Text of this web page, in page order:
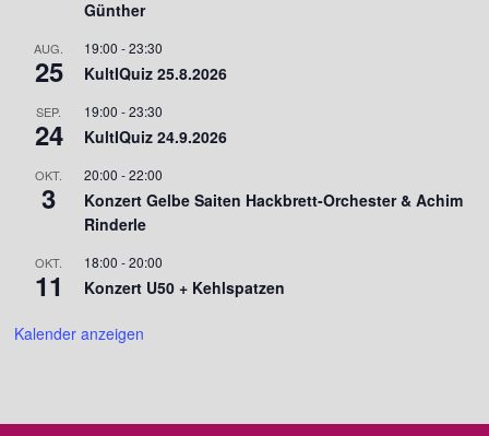
Günther
AUG.
25
19:00 -23:30
KultIQuiz 25.8.2026
SEP.
24
19:00 -23:30
KultIQuiz 24.9.2026
OKT.
3
20:00 -22:00
Konzert Gelbe Saiten Hackbrett-Orchester & Achim
Rinderle
OKT.
11
18:00 -20:00
Konzert U50 + Kehlspatzen
Kalender anzeigen